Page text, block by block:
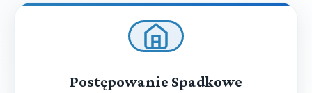
Postępowanie Spadkowe